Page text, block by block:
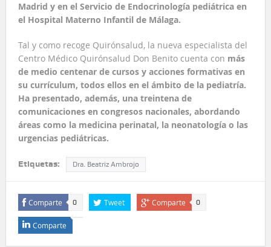
Madrid y en el Servicio de Endocrinología pediátrica en
el Hospital Materno Infantil de Málaga.
Tal y como recoge Quirónsalud, la nueva especialista del
Centro Médico Quirónsalud Don Benito cuenta con más
de medio centenar de cursos y acciones formativas en
su currículum, todos ellos en el ámbito de la pediatría.
Ha presentado, además, una treintena de
comunicaciones en congresos nacionales, abordando
áreas como la medicina perinatal, la neonatología o las
urgencias pediátricas.
Etiquetas: Dra. Beatriz Ambrojo
Comparte 0 Tweet Comparte 0
Comparte